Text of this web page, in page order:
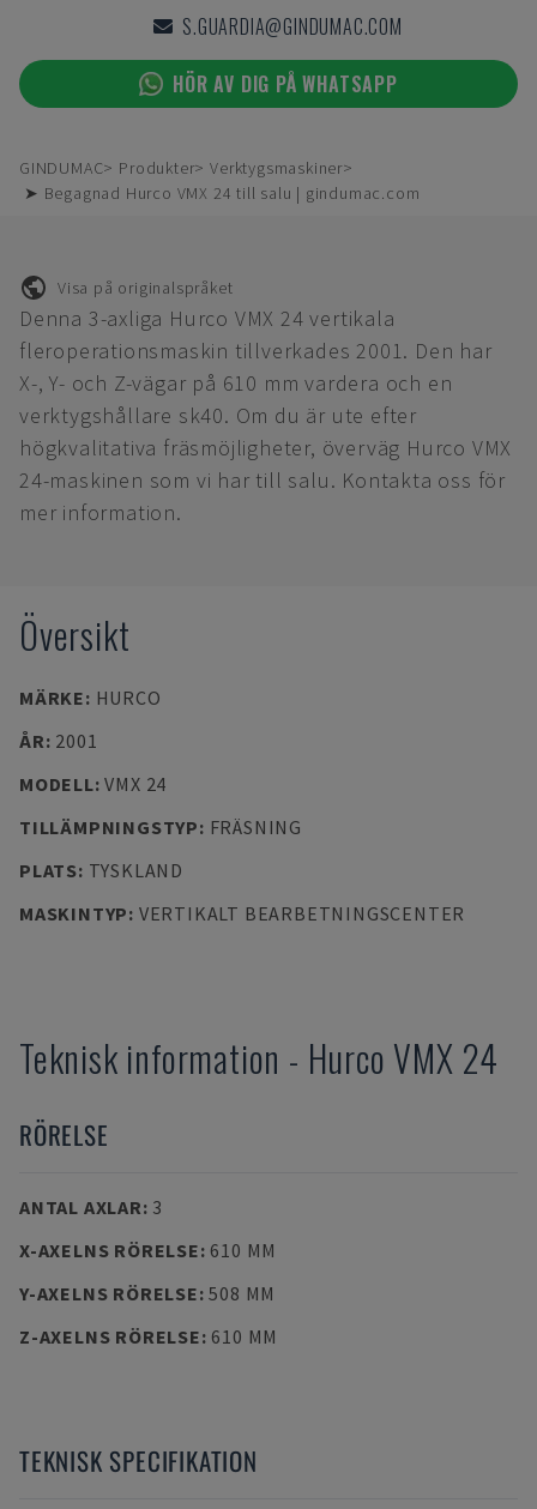
S.GUARDIA@GINDUMAC.COM
HÖR AV DIG PÅ WHATSAPP
GINDUMAC Produkter
Verktygsmaskiner
➤ Begagnad Hurco VMX 24 till salu | gindumac.com
Visa på originalspråket
Denna 3-axliga Hurco VMX 24 vertikala
fleroperationsmaskin tillverkades 2001. Den har
X-, Y- och Z-vägar på 610 mm vardera och en
verktygshållare sk40. Om du är ute efter
högkvalitativa fräsmöjligheter, överväg Hurco VMX
24-maskinen som vi har till salu. Kontakta oss för
mer information.
Översikt
MÄRKE: HURCO
ÅR: 2001
MODELL:VMX 24
TILLÄMPNINGSTYP: FRÄSNING
PLATS: TYSKLAND
MASKINTYP: VERTIKALT BEARBETNINGSCENTER
Teknisk information - Hurco VMX 24
RÖRELSE
ANTAL AXLAR: 3
X-AXELNS RÖRELSE: 610 MM
Y-AXELNS RÖRELSE:508 MM
Z-AXELNS RÖRELSE: 610 MM
TEKNISK SPECIFIKATION